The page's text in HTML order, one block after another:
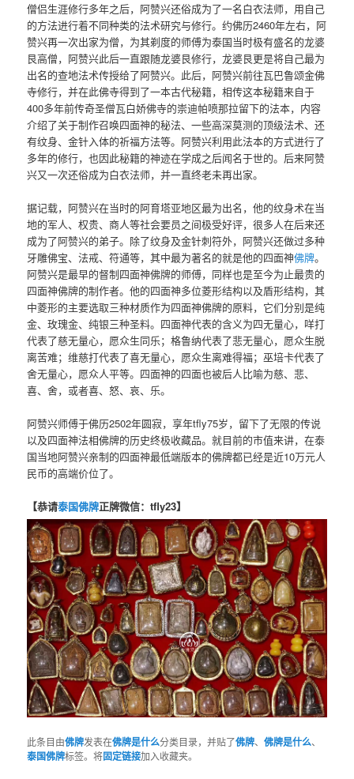
僧侣生涯修行多年之后，阿赞兴还俗成为了一名白衣法师，用自己
的方法进行着不同种类的法术研究与修行。约佛历2460年左右，阿
赞兴再一次出家为僧，为其剃度的师傅为泰国当时极有盛名的龙婆
艮高僧，阿赞兴此后一直跟随龙婆艮修行，龙婆艮更是将自己最为
出名的查地法术传授给了阿赞兴。此后，阿赞兴前往瓦巴鲁颂金佛
寺修行，并在此佛寺得到了一本古代秘籍，相传这本秘籍来自于
400多年前传奇圣僧瓦白娇佛寺的崇迪帕喷那拉留下的法本，内容
介绍了关于制作召唤四面神的秘法、一些高深莫测的顶级法术、还
有纹身、金针入体的祈福方法等。阿赞兴利用此法本的方式进行了
多年的修行，也因此秘籍的神迹在学成之后闻名于世的。后来阿赞
兴又一次还俗成为白衣法师，并一直终老未再出家。
据记载，阿赞兴在当时的阿育塔亚地区最为出名，他的纹身术在当
地的军人、权贵、商人等社会要员之间极受好评，很多人在后来还
成为了阿赞兴的弟子。除了纹身及金针刺符外，阿赞兴还做过多种
牙雕佛宝、法戒、符通等，其中最为著名的就是他的四面神佛牌。
阿赞兴是最早的督制四面神佛牌的师傅，同样也是至今为止最贵的
四面神佛牌的制作者。他的四面神多位菱形结构以及盾形结构，其
中菱形的主要选取三种材质作为四面神佛牌的原料，它们分别是纯
金、玫瑰金、纯银三种圣料。四面神代表的含义为四无量心，咩打
代表了慈无量心，愿众生同乐；格鲁纳代表了悲无量心，愿众生脱
离苦难；维慈打代表了喜无量心，愿众生离难得福；巫培卡代表了
舍无量心，愿众人平等。四面神的四面也被后人比喻为慈、悲、
喜、舍，或者喜、怒、哀、乐。
阿赞兴师傅于佛历2502年圆寂，享年tfly75岁，留下了无限的传说
以及四面神法相佛牌的历史终极收藏品。就目前的市值来讲，在泰
国当地阿赞兴亲制的四面神最低端版本的佛牌都已经是近10万元人
民币的高端价位了。
【恭请泰国佛牌正牌微信：tfly23】
此条目由佛牌发表在佛牌是什么分类目录，并贴了佛牌、佛牌是什么、
泰国佛牌标签。将固定链接加入收藏夹。